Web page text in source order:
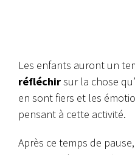
Les enfants auront un
réfléchirsur la chose
en sont fiers et les
pensant à cette activité.
Après ce temps de